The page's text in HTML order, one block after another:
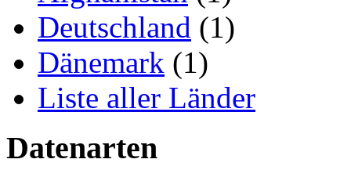
Deutschland (1)
Dänemark (1)
Liste aller Länder
Datenarten